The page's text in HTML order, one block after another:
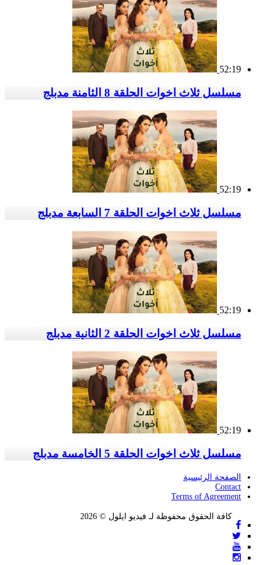
52:19
مسلسل ثلاث اخوات الحلقة 8 الثامنة مدبلج
52:19
مسلسل ثلاث اخوات الحلقة 7 السابعة مدبلج
52:19
مسلسل ثلاث اخوات الحلقة 2 الثانية مدبلج
52:19
مسلسل ثلاث اخوات الحلقة 5 الخامسة مدبلج
الصفحة الرئيسية
Contact
Terms of Agreement
كافة الحقوق محفوظة لـ فيديو ايلول © 2026